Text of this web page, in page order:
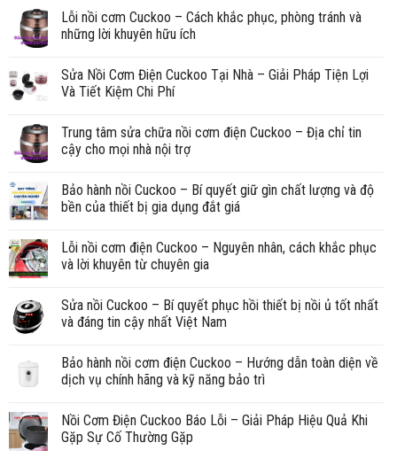
Lỗi nồi cơm Cuckoo – Cách khắc phục, phòng tránh và
những lời khuyên hữu ích
Sửa Nồi Cơm Điện Cuckoo Tại Nhà – Giải Pháp Tiện Lợi
Và Tiết Kiệm Chi Phí
Trung tâm sửa chữa nồi cơm điện Cuckoo – Địa chỉ tin
cậy cho mọi nhà nội trợ
Bảo hành nồi Cuckoo – Bí quyết giữ gìn chất lượng và độ
bền của thiết bị gia dụng đắt giá
Lỗi nồi cơm điện Cuckoo – Nguyên nhân, cách khắc phục
và lời khuyên từ chuyên gia
Sửa nồi Cuckoo – Bí quyết phục hồi thiết bị nồi ủ tốt nhất
và đáng tin cậy nhất Việt Nam
Bảo hành nồi cơm điện Cuckoo – Hướng dẫn toàn diện về
dịch vụ chính hãng và kỹ năng bảo trì
Nồi Cơm Điện Cuckoo Báo Lỗi – Giải Pháp Hiệu Quả Khi
Gặp Sự Cố Thường Gặp